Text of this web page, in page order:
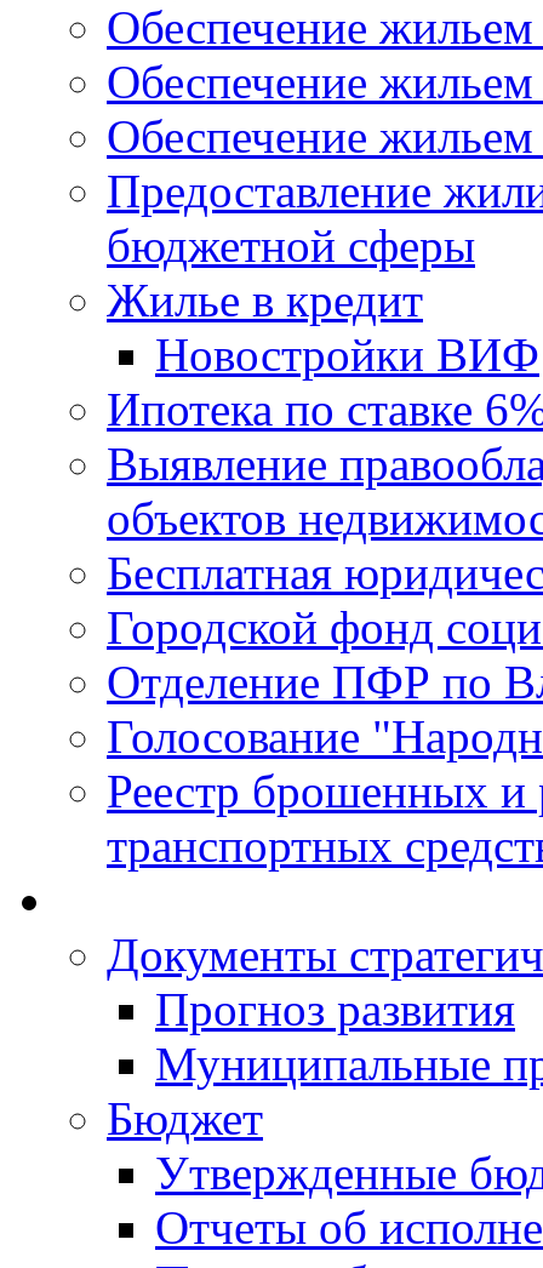
Обеспечение
Обеспечение
Обеспечение жильем
Предоставление
бюджетной сферы
Жилье в кредит
Новостройки ВИФ
Ипотека по ставке
Выявление
объектов
Бесплатная
Городской фонд
Отделение ПФР по
Голосование
Реестр брошенных и
транспортных
Документы
Прогноз развития
Муниципальные
Бюджет
Утвержденные
Отчеты об